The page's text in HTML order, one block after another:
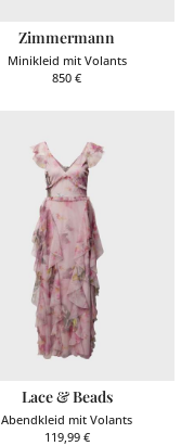
Zimmermann
Minikleid mit Volants
850 €
Lace & Beads
Abendkleid mit Volants
119,99€